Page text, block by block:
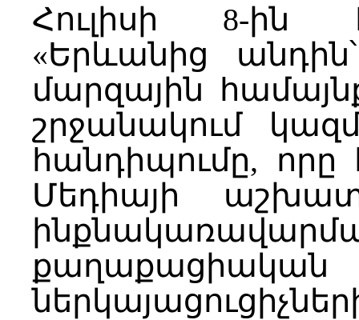
Հուլիսի 8-ին
«Երևանից
մարզային
շրջանակում
հանդիպումը,
Մեդիայի